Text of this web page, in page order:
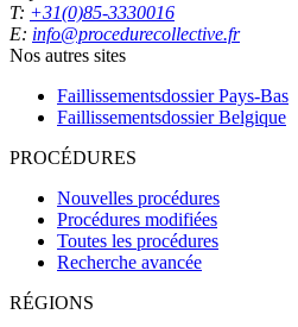
T: +31(0)85-3330016
E: info@procedurecollective.fr
Nos autres sites
Faillissementsdossier Pays-Bas
Faillissementsdossier Belgique
PROCÉDURES
Nouvelles procédures
Procédures modifiées
Toutes les procédures
Recherche avancée
RÉGIONS